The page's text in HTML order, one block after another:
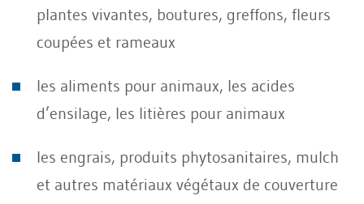
plantes vivantes, boutures, greffons, fleurs
coupées et rameaux
les aliments pour animaux, les acides
d’ensilage, les litières pour animaux
les engrais, produits phytosanitaires, mulch
et autres matériaux végétaux de couverture